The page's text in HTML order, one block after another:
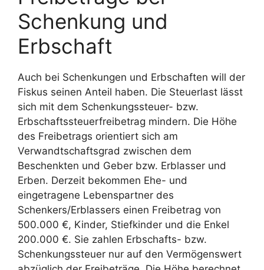
Schenkung und
Erbschaft
Auch bei Schenkungen und Erbschaften will der
Fiskus seinen Anteil haben. Die Steuerlast lässt
sich mit dem Schenkungssteuer- bzw.
Erbschaftssteuerfreibetrag mindern. Die Höhe
des Freibetrags orientiert sich am
Verwandtschaftsgrad zwischen dem
Beschenkten und Geber bzw. Erblasser und
Erben. Derzeit bekommen Ehe- und
eingetragene Lebenspartner des
Schenkers/Erblassers einen Freibetrag von
500.000 €, Kinder, Stiefkinder und die Enkel
200.000 €. Sie zahlen Erbschafts- bzw.
Schenkungssteuer nur auf den Vermögenswert